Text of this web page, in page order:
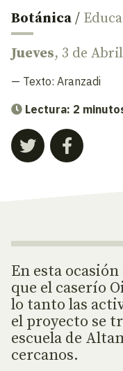
Botánica /
Jueves, 3 de
— Texto: Aranzadi
Lectura: 2
En esta
que el caserío
lo tanto las
el proyecto se
escuela de
cercanos.